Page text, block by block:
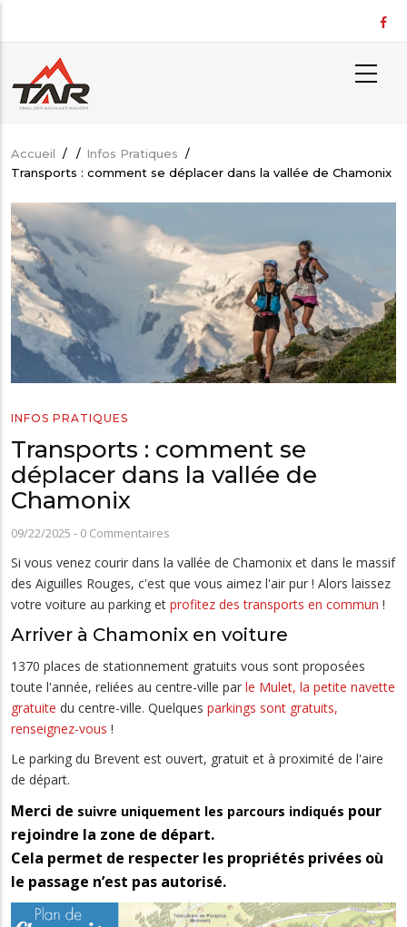
principal
Fil
Accueil / / Infos Pratiques /
Transports : comment se déplacer dans la vallée de Chamonix
INFOS PRATIQUES
Transports : comment se
déplacer dans la vallée de
Chamonix
09/22/2025 - 0 Commentaires
Si vous venez courir dans la vallée de Chamonix et dans le massif
des Aiguilles Rouges, c'est que vous aimez l'air pur ! Alors laissez
votre voiture au parking et profitez des transports en commun !
Arriver à Chamonix en voiture
1370 places de stationnement gratuits vous sont proposées
toute l'année, reliées au centre-ville par le Mulet, la petite navette
gratuite du centre-ville. Quelques parkings sont gratuits,
renseignez-vous !
Le parking du Brevent est ouvert, gratuit et à proximité de l'aire
de départ.
Merci de suivre uniquement les parcours indiqués pour
rejoindre la zone de départ.
Cela permet de respecter les propriétés privées où
le passage n’est pas autorisé.